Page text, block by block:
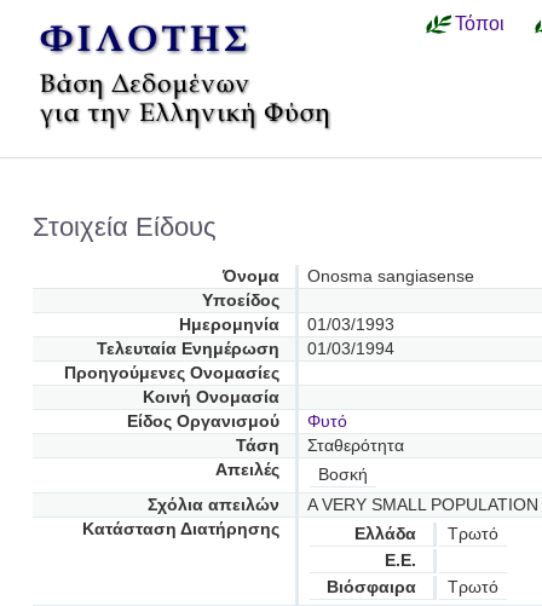
Τόποι
Στοιχεία Είδους
Όνομα
Onosma sangiasense
Υποείδος
Ημερομηνία
01/03/1993
Τελευταία Ενημέρωση
01/03/1994
Προηγούμενες Oνομασίες
Κοινή Ονομασία
Είδος Οργανισμού
Φυτό
Τάση
Σταθερότητα
Απειλές
Βοσκή
Σχόλια απειλών
A VERY SMALL
Κατάσταση Διατήρησης
Ελλάδα
Τρωτό
Ε.Ε.
Βιόσφαιρα
Τρωτό